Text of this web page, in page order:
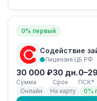
0% первый
Содействие
Лицензия ЦБ РФ
30 000 ₽
Сумма
30 дн.
Срок
ПСК*
Онлайн
На карту 0%